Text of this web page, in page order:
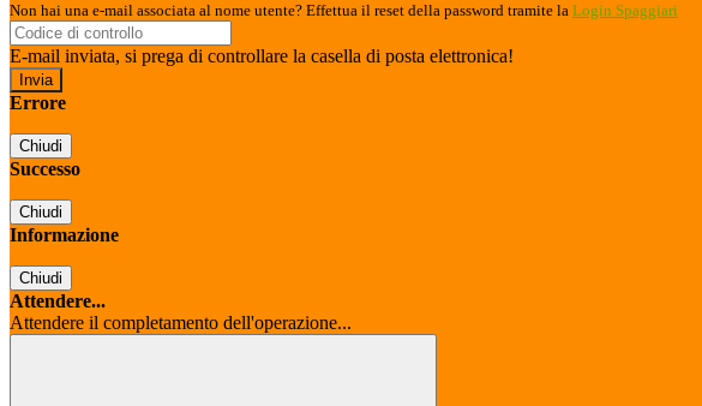
Non hai una e-mail associata al nome utente? Effettua il reset della password tramite la Login Spaggiari
E-mail inviata, si prega di controllare la casella di posta elettronica!
Errore
Chiudi
Successo
Chiudi
Informazione
Chiudi
Attendere...
Attendere il completamento dell'operazione...